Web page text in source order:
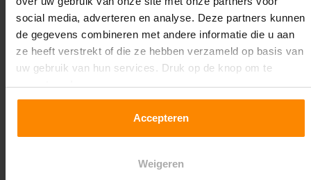
social media, adverteren en analyse. Deze partners kunnen
de gegevens combineren met andere informatie die u aan
ze heeft verstrekt of die ze hebben verzameld op basis van
uw gebruik van hun services. Druk op de knop om te
accepteren!
Accepteren
Weigeren